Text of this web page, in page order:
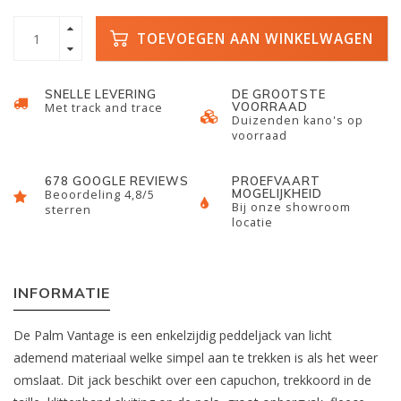
TOEVOEGEN AAN WINKELWAGEN
SNELLE LEVERING
Met track and trace
DE GROOTSTE
VOORRAAD
Duizenden kano's op
voorraad
678 GOOGLE REVIEWS
Beoordeling 4,8/5
sterren
PROEFVAART
MOGELIJKHEID
Bij onze showroom
locatie
INFORMATIE
De Palm Vantage is een enkelzijdig peddeljack van licht
ademend materiaal welke simpel aan te trekken is als het weer
omslaat. Dit jack beschikt over een capuchon, trekkoord in de